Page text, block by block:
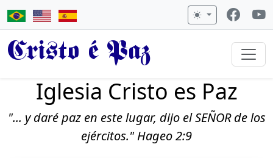
Cristo é Paz
Iglesia Cristo es Paz
"... y daré paz en este lugar, dijo el SEÑOR de los
ejércitos." Hageo 2:9